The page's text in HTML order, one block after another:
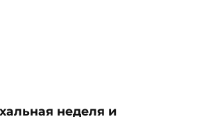
неделя и